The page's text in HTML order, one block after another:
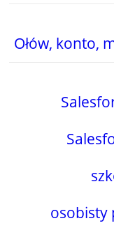
Ołów, konto,
osobisty